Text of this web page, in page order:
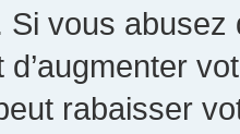
Si vous
rabaisser